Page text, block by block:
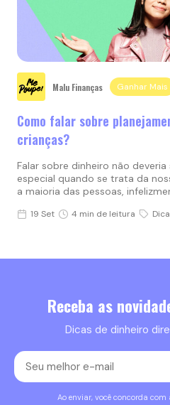
Malu Finanças Ganhar Mais
Como falar sobre
crianças?
Falar sobre dinheiro não
especial quando se trata da
a maioria das pessoas,
19 Set 4 min de leitura
Receba as
Dicas de dinheiro
Ao enviar, você concorda com